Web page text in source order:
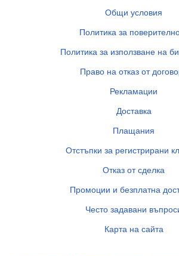
Общи условия
Политика за
Политика за използване на
Право на отказ от
Рекламации
Доставка
Плащания
Отстъпки за регистрирани
Отказ от сделка
Промоции и безплатна
Често задавани
Карта на сайта